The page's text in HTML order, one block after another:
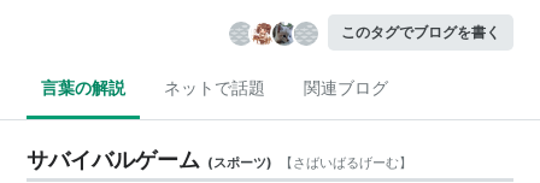
このタグでブログを書く
言葉の解説 ネットで話題 関連ブログ
サバイバルゲーム (スポーツ) 【さばいばるげーむ】